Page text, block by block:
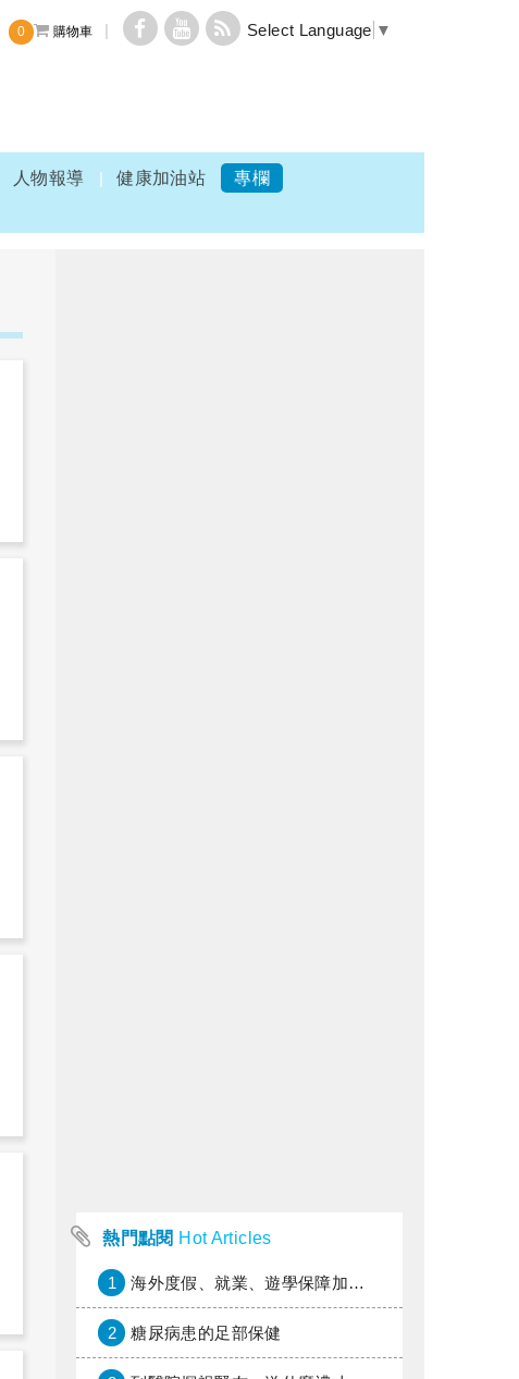
0 購物車 Select Language ▼
人物報導 健康加油站
專欄
熱門點閱 Hot Articles
1 海外度假、就業、遊學保障加倍，富邦產險「一期逐夢」專案加碼遠距醫療與緊急救援
2 糖尿病患的足部保健